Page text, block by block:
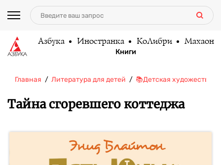
Азбука Иностранка КоЛибри Махаон
Книги
Главная Литература для детей 📚Детская
Тайна сгоревшего коттеджа